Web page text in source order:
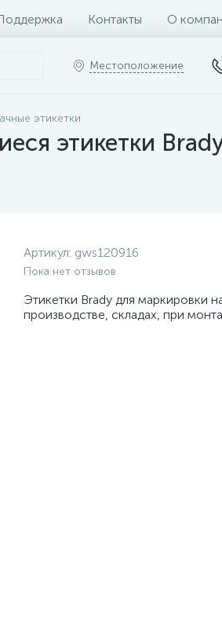
Контакты О
Местоположение
этикетки
этикетки
Артикул: gws120916
Пока нет отзывов
Этикетки Brady для маркировки
производстве, складах, при